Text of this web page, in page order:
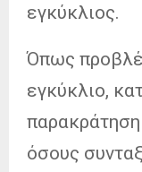
εγκύκλιος.
Όπως
εγκύκλιο,
παρακράτηση
όσους